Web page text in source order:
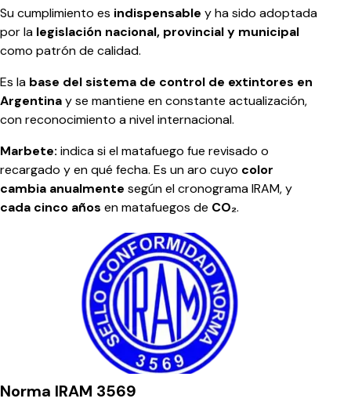
Su cumplimiento es indispensable y ha sido adoptada
por la legislación nacional, provincial y municipal
como patrón de calidad.
Es la base del sistema de control de extintores en
Argentinay se mantiene en constante actualización,
con reconocimiento a nivel internacional.
Marbete: indica si el matafuego fue revisado o
recargado y en qué fecha. Es un aro cuyo color
cambia anualmente según el cronograma IRAM, y
cada cinco años en matafuegos de CO₂.
Norma IRAM 3569